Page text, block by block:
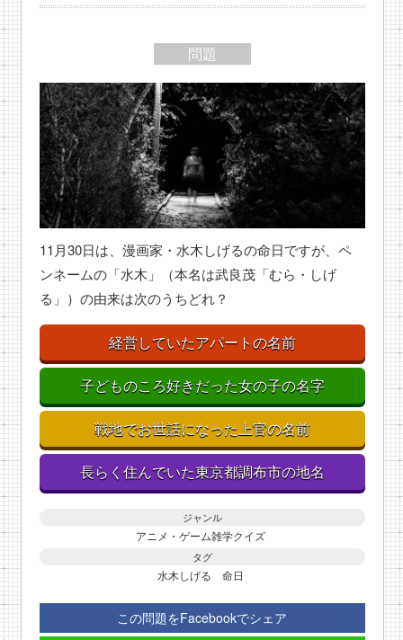
問題
11月30日は、漫画家・水木しげるの命日ですが、ペ
ンネームの「水木」（本名は武良茂「むら・しげ
る」）の由来は次のうちどれ？
経営していたアパートの名前
子どものころ好きだった女の子の名字
戦地でお世話になった上官の名前
長らく住んでいた東京都調布市の地名
ジャンル
アニメ・ゲーム雑学クイズ
タグ
水木しげる 命日
この問題をFacebookでシェア